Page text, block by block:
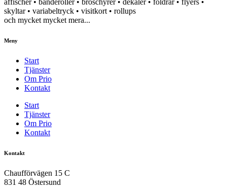
skyltar • variabeltryck • visitkort • rollups
och mycket mycket mera...
Meny
Start
Tjänster
Om Prio
Kontakt
Start
Tjänster
Om Prio
Kontakt
Kontakt
Chaufförvägen 15 C
831 48 Östersund